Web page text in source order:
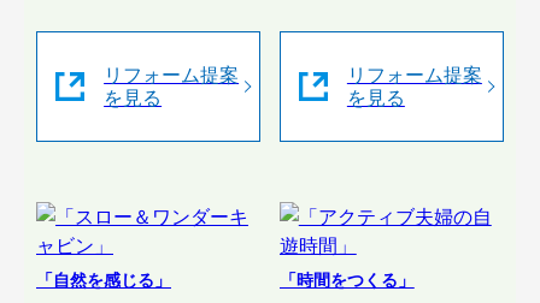
リフォーム提案
を見る
リフォーム提案
を見る
「自然を感じる」 「時間をつくる」